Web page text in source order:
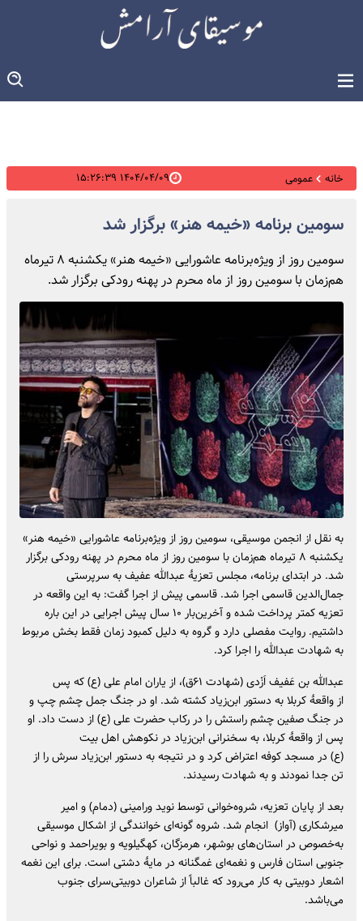
خانه عمومی ۱۴۰۴/۰۴/۰۹ ۱۵:۲۶:۳۹
سومین برنامه «خیمه هنر» برگزار شد
سومین روز از ویژه‌برنامه عاشورایی «خیمه هنر» یکشنبه ۸ تیرماه
هم‌زمان با سومین روز از ماه محرم در پهنه رودکی برگزار شد.
به نقل از انجمن موسیقی، سومین روز از ویژه‌برنامه عاشورایی «خیمه هنر»
یکشنبه ۸ تیرماه هم‌زمان با سومین روز از ماه محرم در پهنه رودکی برگزار
شد. در ابتدای برنامه، مجلس تعزیهٔ عبدالله عفیف به سرپرستی
جمال‌الدین قاسمی اجرا شد. قاسمی پیش از اجرا گفت: به این واقعه در
تعزیه کمتر پرداخت شده و آخرین‌بار ۱۰ سال پیش اجرایی در این باره
داشتیم. روایت مفصلی دارد و گروه به دلیل کمبود زمان فقط بخش مربوط
به شهادت عبدالله را اجرا کرد.
‎عبدالله بن عَفیف اَزْدی (شهادت ۶۱ق)، از یاران امام علی (ع) که پس
از واقعهٔ کربلا به دستور ابن‌زیاد کشته شد. او در جنگ جمل چشم چپ و
در جنگ صفین چشم راستش را در رکاب حضرت علی (ع) از دست داد. او
پس از واقعهٔ کربلا، به سخنرانی ابن‌زیاد در نکوهش اهل بیت
(ع) در مسجد کوفه اعتراض کرد و در نتیجه به دستور ابن‌زیاد سرش را از
تن جدا نمودند و به شهادت رسیدند.
بعد از پایان تعزیه، شروه‌خوانی توسط نوید ورامینی (دمام) و امیر
میرشکاری (آواز) انجام شد. شروه گونه‌ای خوانندگی از اشکال موسیقی
به‌خصوص در استان‌های بوشهر، هرمزگان، کهگیلویه و بویراحمد و نواحی
جنوبی استان فارس و نغمه‌ای غمگنانه در مایهٔ دشتی است. برای این نغمه
اشعار دوبیتی به ‌کار می‌رود که غالباً از شاعران دوبیتی‌سرای جنوب
می‌باشد.